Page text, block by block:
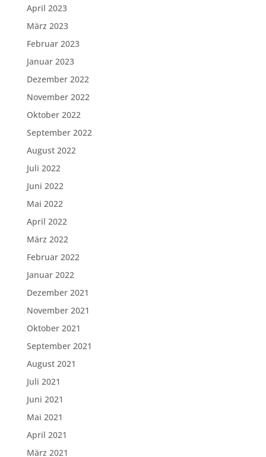
April 2023
März 2023
Februar 2023
Januar 2023
Dezember 2022
November 2022
Oktober 2022
September 2022
August 2022
Juli 2022
Juni 2022
Mai 2022
April 2022
März 2022
Februar 2022
Januar 2022
Dezember 2021
November 2021
Oktober 2021
September 2021
August 2021
Juli 2021
Juni 2021
Mai 2021
April 2021
März 2021